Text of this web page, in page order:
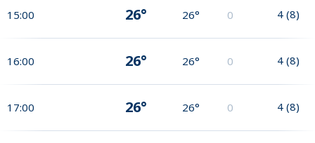
15:00 26° 26° 0 4 (8)
16:00 26° 26° 0 4 (8)
17:00 26° 26° 0 4 (8)